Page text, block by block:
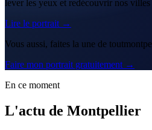
lever les yeux et redécouvrir nos villes
Lire le portrait →
Vous aussi, faites la une de
Faire mon portrait gratuitement →
En ce moment
L'actu de Montpellier